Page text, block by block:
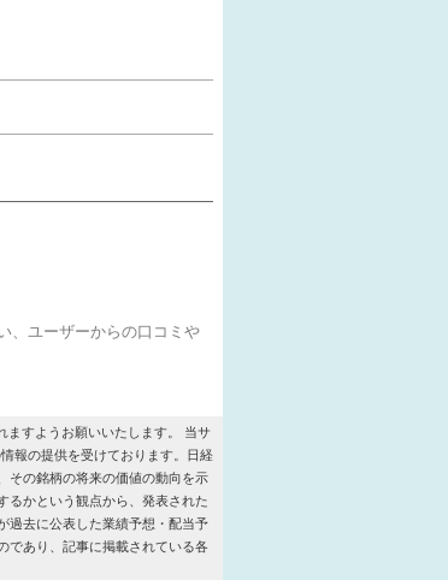
、ユーザーからの口コミや
ますようお願いいたします。 当サ
報の提供を受けております。日経
その銘柄の将来の価値の動向を示
るかという観点から、発表された
過去に公表した業績予想・配当予
であり、記事に掲載されている各